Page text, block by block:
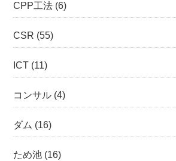
CPP工法 (6)
CSR (55)
ICT (11)
コンサル (4)
ダム (16)
ため池 (16)